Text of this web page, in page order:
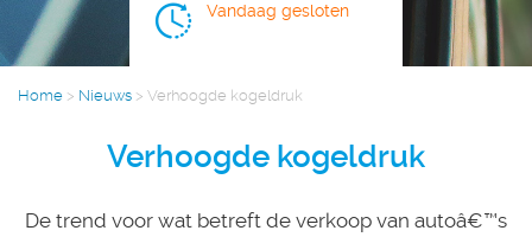
Vandaag gesloten
Home > Nieuws > Verhoogde kogeldruk
Verhoogde kogeldruk
De trend voor wat betreft de verkoop van autoâ€™s